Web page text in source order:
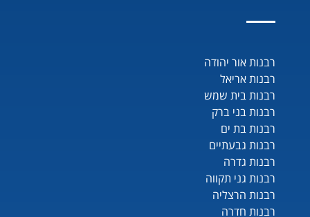
רבנות אור יהודה
רבנות אריאל
רבנות בית שמש
רבנות בני ברק
רבנות בת ים
רבנות גבעתיים
רבנות גדרה
רבנות גני תקווה
רבנות הרצליה
רבנות חדרה